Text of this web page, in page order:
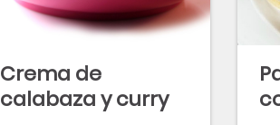
Crema de
calabaza y curry